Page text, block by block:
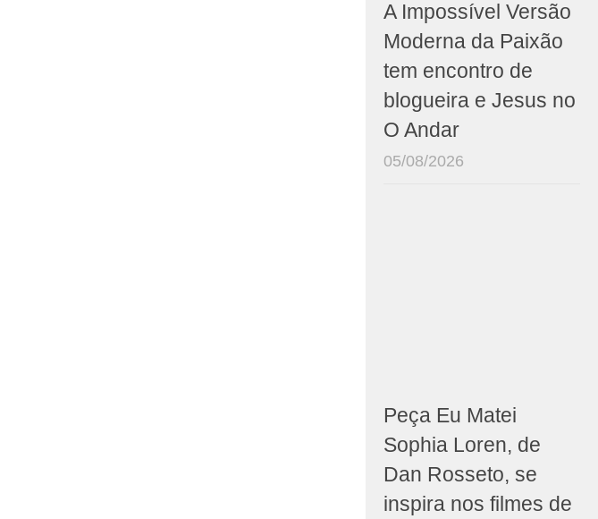
A Impossível Versão
Moderna da Paixão
tem encontro de
blogueira e Jesus no
O Andar
05/08/2026
Peça Eu Matei
Sophia Loren, de
Dan Rosseto, se
inspira nos filmes de